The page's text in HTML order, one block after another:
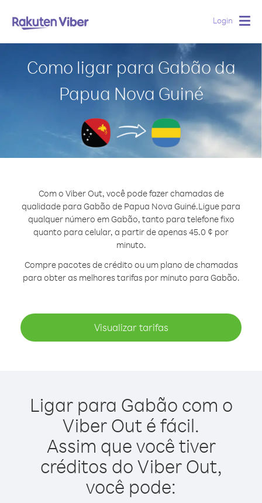
Login
Como ligar para Gabão da
Papua Nova Guiné
Com o Viber Out, você pode fazer chamadas de
qualidade para Gabão de Papua Nova Guiné.Ligue para
qualquer número em Gabão, tanto para telefone fixo
quanto para celular, a partir de apenas 45.0 ¢ por
minuto.
Compre pacotes de crédito ou um plano de chamadas
para obter as melhores tarifas por minuto para Gabão.
Visualizar tarifas
Ligar para Gabão com o
Viber Out é fácil.
Assim que você tiver
créditos do Viber Out,
você pode: